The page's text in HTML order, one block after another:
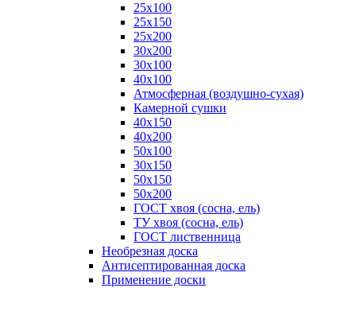
25х100
25х150
25х200
30х200
30х100
40х100
Атмосферная (воздушно-сухая)
Камерной сушки
40х150
40х200
50х100
30х150
50х150
50х200
ГОСТ хвоя (сосна, ель)
ТУ хвоя (сосна, ель)
ГОСТ лиственница
Необрезная доска
Антисептированная доска
Применение доски